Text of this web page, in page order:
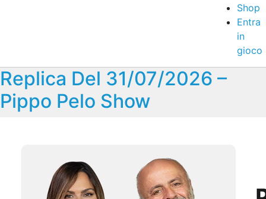
Shop
Entra
in
gioco
Replica Del 31/07/2026 –
Pippo Pelo Show